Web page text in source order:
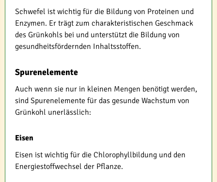
Schwefel ist wichtig für die Bildung von Proteinen und
Enzymen. Er trägt zum charakteristischen Geschmack
des Grünkohls bei und unterstützt die Bildung von
gesundheitsfördernden Inhaltsstoffen.
Spurenelemente
Auch wenn sie nur in kleinen Mengen benötigt werden,
sind Spurenelemente für das gesunde Wachstum von
Grünkohl unerlässlich:
Eisen
Eisen ist wichtig für die Chlorophyllbildung und den
Energiestoffwechsel der Pflanze.